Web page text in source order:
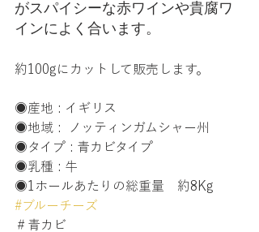
がスパイシーな赤ワインや貴腐ワ
インによく合います。
約100gにカットして販売します。
◉産地 : イギリス
◉地域 :  ノッティンガムシャー州
◉タイプ : 青カビタイプ
◉乳種 : 牛
◉1ホールあたりの総重量　約8Kg
#ブルーチーズ
＃青カビ